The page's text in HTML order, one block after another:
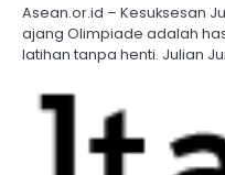
Asean.or.id – Kesuksesan
ajang Olimpiade adalah
latihan tanpa henti. Julian